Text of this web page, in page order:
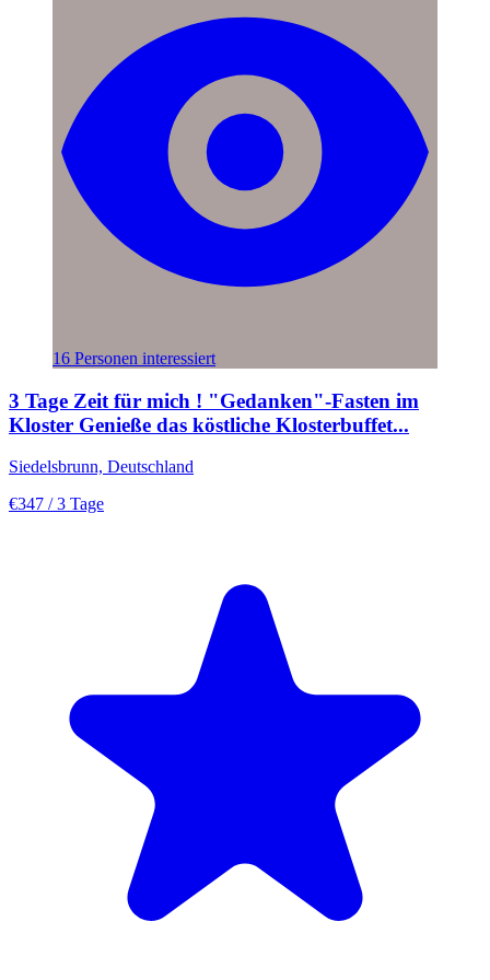
16 Personen interessiert
3 Tage Zeit für mich ! "Gedanken"-Fasten im
Kloster Genieße das köstliche Klosterbuffet...
Siedelsbrunn, Deutschland
€347 / 3 Tage